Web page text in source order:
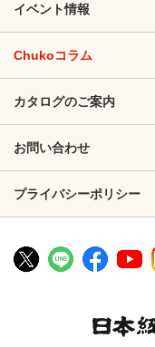
イベント情報
Chukoコラム
カタログのご案内
お問い合わせ
プライバシーポリシー